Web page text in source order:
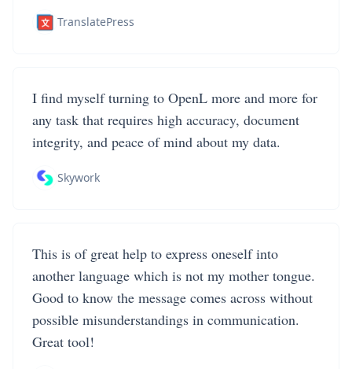
TranslatePress
I find myself turning to OpenL more and more for
any task that requires high accuracy, document
integrity, and peace of mind about my data.
Skywork
This is of great help to express oneself into
another language which is not my mother tongue.
Good to know the message comes across without
possible misunderstandings in communication.
Great tool!